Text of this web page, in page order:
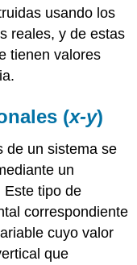
usando los
reales, y de estas
tienen valores
(x-y)
de un sistema se
un
Este tipo de
correspondiente
cuyo valor
que